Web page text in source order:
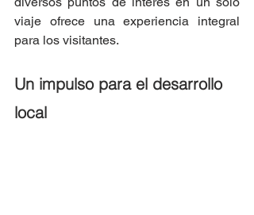
viaje ofrece una experiencia integral
para los visitantes.
Un impulso para el desarrollo
local